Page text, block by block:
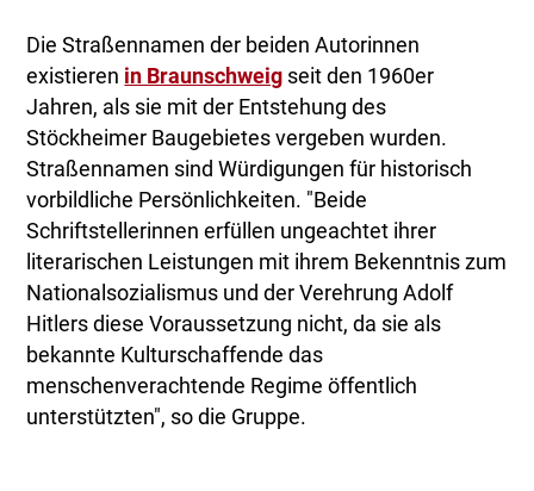
Die Straßennamen der beiden Autorinnen
existieren in Braunschweig seit den 1960er
Jahren, als sie mit der Entstehung des
Stöckheimer Baugebietes vergeben wurden.
Straßennamen sind Würdigungen für historisch
vorbildliche Persönlichkeiten. "Beide
Schriftstellerinnen erfüllen ungeachtet ihrer
literarischen Leistungen mit ihrem Bekenntnis zum
Nationalsozialismus und der Verehrung Adolf
Hitlers diese Voraussetzung nicht, da sie als
bekannte Kulturschaffende das
menschenverachtende Regime öffentlich
unterstützten", so die Gruppe.